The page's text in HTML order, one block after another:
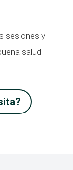
sesiones y
salud.